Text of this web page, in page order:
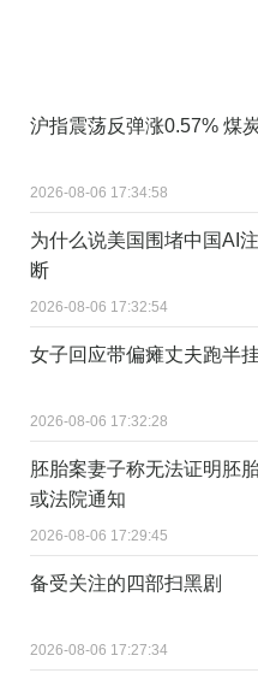
沪指震荡反弹涨0.57% 煤
2026-08-06 17:34:58
为什么说美国围堵中国AI
断
2026-08-06 17:32:54
女子回应带偏瘫丈夫跑半
2026-08-06 17:32:28
胚胎案妻子称无法证明胚
或法院通知
2026-08-06 17:29:45
备受关注的四部扫黑剧
2026-08-06 17:27:34